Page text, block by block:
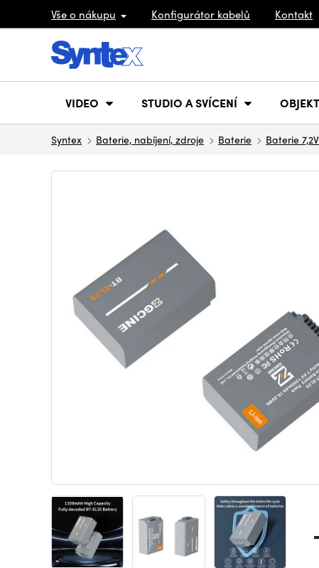
Vše o nákupu Konfigurátor kabelů Kontakt
VIDEO STUDIO A SVÍCENÍ
Syntex Baterie, nabíjení, zdroje Baterie Baterie 7,2V